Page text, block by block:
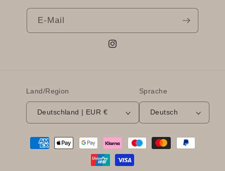
E-Mail
Instagram
Land/Region
Deutschland | EUR €
Sprache
Deutsch
Zahlungsmethoden